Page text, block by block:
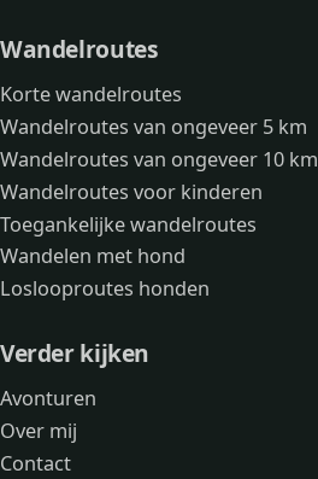
Wandelroutes
Korte wandelroutes
Wandelroutes van ongeveer 5 km
Wandelroutes van ongeveer 10 km
Wandelroutes voor kinderen
Toegankelijke wandelroutes
Wandelen met hond
Loslooproutes honden
Verder kijken
Avonturen
Over mij
Contact